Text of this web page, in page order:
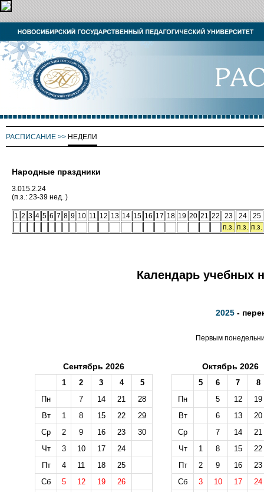
РАСПИСАНИЕ >> НЕДЕЛИ
Народные праздники
3.015.2.24
(п.з.: 23-39 нед. )
1 2 3 4 5 6 7 8 9 10 11 12 13 14 15 16 17 18 19 20 21 22 23 24
25
п.з. п.з. п.з.
Календарь учебных
2025-
Первым
Сентябрь 2026
1 2 3 4
5
Пн
7 14 21
28
Вт
1 8 15 22
29
Ср
2 9 16 23
30
Чт
3 10 17
24
Пт
4 11 18
25
Сб
5 12 19
26
Октябрь 2026
5 6 7
8
Пн
5 12
19
Вт
6 13
20
Ср
7 14
21
Чт
1 8 15
22
Пт
2 9 16
23
Сб
3 10 17
24